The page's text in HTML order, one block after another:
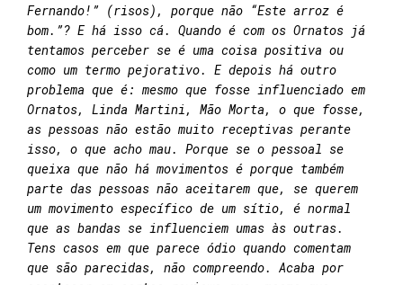
Fernando!” (risos), porque não “Este arroz é
bom.”? E há isso cá. Quando é com os Ornatos já
tentamos perceber se é uma coisa positiva ou
como um termo pejorativo. E depois há outro
problema que é: mesmo que fosse influenciado em
Ornatos, Linda Martini, Mão Morta, o que fosse,
as pessoas não estão muito receptivas perante
isso, o que acho mau. Porque se o pessoal se
queixa que não há movimentos é porque também
parte das pessoas não aceitarem que, se querem
um movimento específico de um sítio, é normal
que as bandas se influenciem umas às outras.
Tens casos em que parece ódio quando comentam
que são parecidas, não compreendo. Acaba por